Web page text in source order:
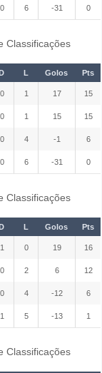
0 6 -31 0
Classificações
L Golos Pts
0 1 17 15
0 1 15 15
0 4 -1 6
0 6 -31 0
Classificações
L Golos Pts
1 0 19 16
0 2 6 12
0 4 -12 6
1 5 -13 1
Classificações